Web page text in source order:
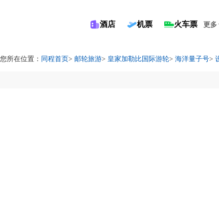
酒店 机票 火车票 更多
您所在位置： 同程首页> 邮轮旅游> 皇家加勒比国际游轮> 海洋量子号>